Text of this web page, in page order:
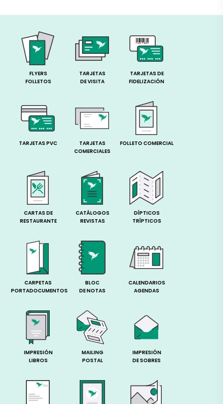
FLYERS
FOLLETOS
TARJETAS
DE VISITA
TARJETAS DE
FIDELIZACIÓN
TARJETAS PVC
TARJETAS
COMERCIALES
FOLLETO COMERCIAL
CARTAS DE
RESTAURANTE
CATÁLOGOS
REVISTAS
DÍPTICOS
TRÍPTICOS
CARPETAS
PORTADOCUMENTOS
BLOC
DE NOTAS
CALENDARIOS
AGENDAS
IMPRESIÓN
LIBROS
MAILING
POSTAL
IMPRESIÓN
DE SOBRES